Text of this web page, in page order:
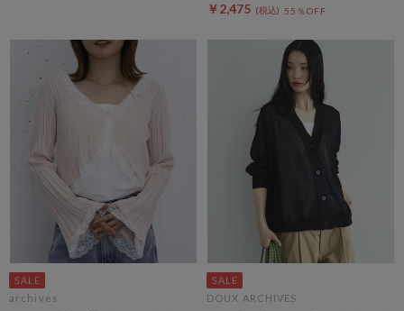
￥2,475 55％OFF
archives DOUX ARCHIVES